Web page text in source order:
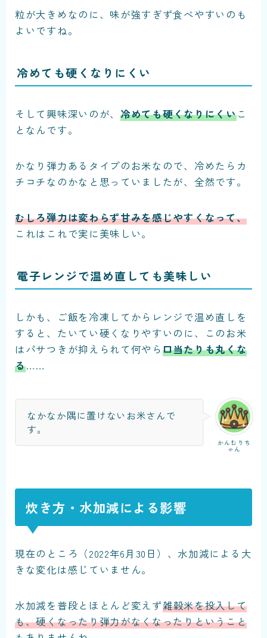
粒が大きめなのに、味が強すぎず食べやすいのも
よいですね。
冷めても硬くなりにくい
そして興味深いのが、 冷めても硬くなりにくいこ
となんです。
かなり弾力あるタイプのお米なので、冷めたらカ
チコチなのかなと思っていましたが、全然です。
むしろ弾力は変わらず甘みを感じやすくなって、
これはこれで実に美味しい。
電子レンジで温め直しても美味しい
しかも、ご飯を冷凍してからレンジで温め直しを
すると、たいてい硬くなりやすいのに、このお米
はパサつきが抑えられて何やら 口当たりも丸くな
る……
かんむりち
ゃん
なかなか隅に置けないお米さんで
す。
炊き方・水加減による影響
現在のところ（2022年6月30日）、水加減による大
きな変化は感じていません。
水加減を普段とほとんど変えず雑穀米を投入して
も、硬くなったり弾力がなくなったりということ